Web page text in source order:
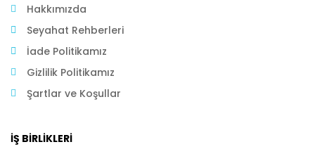
Hakkımızda
Seyahat Rehberleri
İade Politikamız
Gizlilik Politikamız
Şartlar ve Koşullar
İŞ BIRLIKLERI